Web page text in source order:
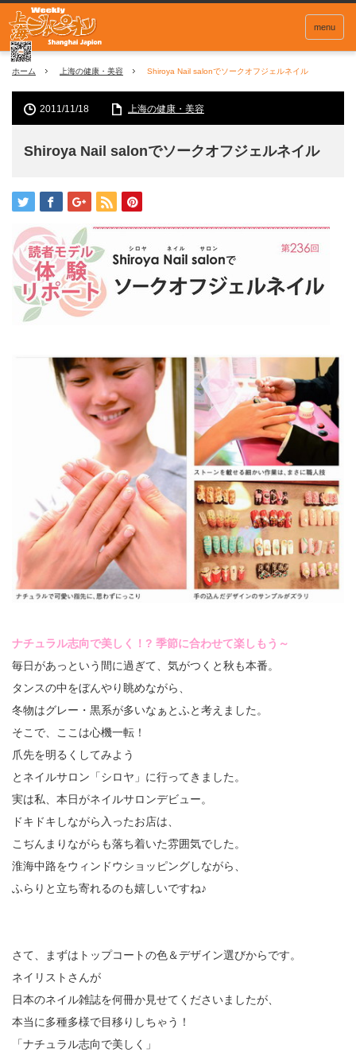
menu
ホーム 上海の健康・美容 Shiroya Nail salonでソークオフジェルネイル
2011/11/18 上海の健康・美容
Shiroya Nail salonでソークオフジェルネイル
ナチュラル志向で美しく！? 季節に合わせて楽しもう～
毎日があっという間に過ぎて、気がつくと秋も本番。
タンスの中をぼんやり眺めながら、
冬物はグレー・黒系が多いなぁとふと考えました。
そこで、ここは心機一転！
爪先を明るくしてみよう
とネイルサロン「シロヤ」に行ってきました。
実は私、本日がネイルサロンデビュー。
ドキドキしながら入ったお店は、
こぢんまりながらも落ち着いた雰囲気でした。
淮海中路をウィンドウショッピングしながら、
ふらりと立ち寄れるのも嬉しいですね♪
さて、まずはトップコートの色＆デザイン選びからです。
ネイリストさんが
日本のネイル雑誌を何冊か見せてくださいましたが、
本当に多種多様で目移りしちゃう！
「ナチュラル志向で美しく」